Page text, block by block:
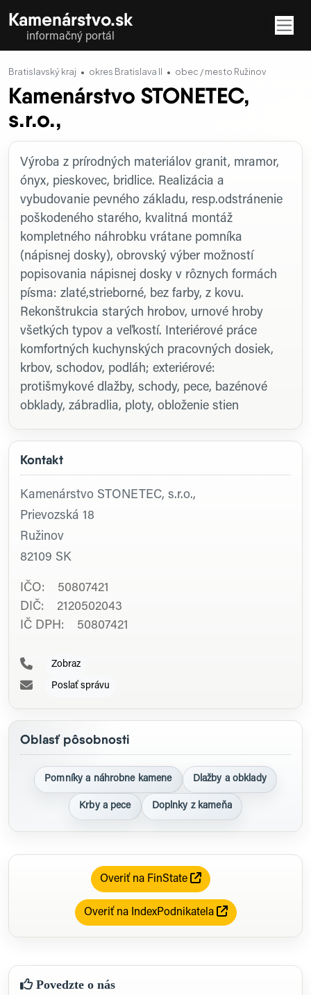
Kamenárstvo.sk
informačný portál
Bratislavský kraj okres Bratislava II obec / mesto Ružinov
Kamenárstvo STONETEC,
s.r.o.,
Kontakt
Kamenárstvo STONETEC, s.r.o.,
Prievozská 18
Ružinov
82109 SK
IČO: 50807421
DIČ: 2120502043
IČ DPH: 50807421
Zobraz
Poslať správu
Oblasť pôsobnosti
Pomníky a náhrobne kamene Dlažby a obklady
Krby a pece Doplnky z kameňa
Overiť na FinState
Overiť na IndexPodnikatela
Povedzte o nás
Profil firmy
Výroba z prírodných materiálov granit, mramor,
ónyx, pieskovec, bridlice. Realizácia a
vybudovanie pevného základu, resp.odstránenie
poškodeného starého, kvalitná montáž
kompletného náhrobku vrátane pomníka
(nápisnej dosky), obrovský výber možností
popisovania nápisnej dosky v rôznych formách
písma: zlaté,strieborné, bez farby, z kovu.
Rekonštrukcia starých hrobov, urnové hroby
všetkých typov a veľkostí. Interiérové práce
komfortných kuchynských pracovných dosiek,
krbov, schodov, podláh; exteriérové:
protišmykové dlažby, schody, pece, bazénové
obklady, zábradlia, ploty, obloženie stien